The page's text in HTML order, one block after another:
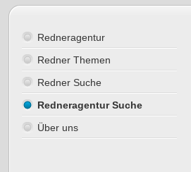
Redneragentur
Redner Themen
Redner Suche
Redneragentur Suche
Über uns